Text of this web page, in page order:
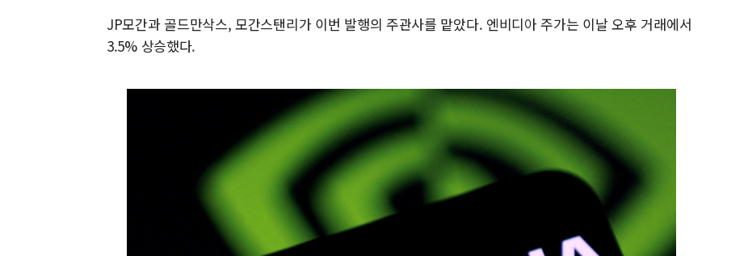
JP모간과 골드만삭스, 모간스탠리가 이번 발행의 주관사를 맡았다. 엔비디아 주가는 이날 오후 거래에서
3.5% 상승했다.